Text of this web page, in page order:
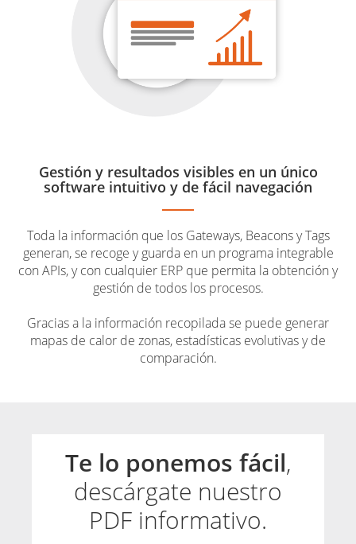
Gestión y resultados visibles en un único
software intuitivo y de fácil navegación
Toda la información que los Gateways, Beacons y Tags
generan, se recoge y guarda en un programa integrable
con APIs, y con cualquier ERP que permita la obtención y
gestión de todos los procesos.
Gracias a la información recopilada se puede generar
mapas de calor de zonas, estadísticas evolutivas y de
comparación.
Te lo ponemos fácil,
descárgate nuestro
PDF informativo.